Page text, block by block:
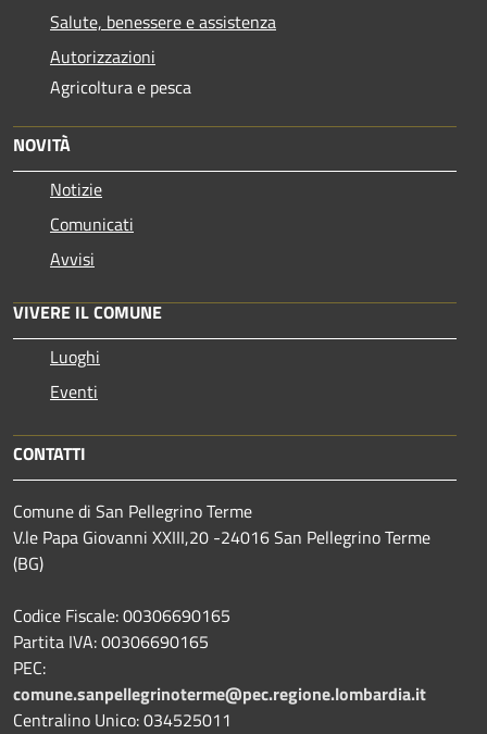
Salute, benessere e assistenza
Autorizzazioni
Agricoltura e pesca
NOVITÀ
Notizie
Comunicati
Avvisi
VIVERE IL COMUNE
Luoghi
Eventi
CONTATTI
Comune di San Pellegrino Terme
V.le Papa Giovanni XXIII,20 -24016 San Pellegrino Terme
(BG)
Codice Fiscale: 00306690165
Partita IVA: 00306690165
PEC:
comune.sanpellegrinoterme@pec.regione.lombardia.it
Centralino Unico: 034525011